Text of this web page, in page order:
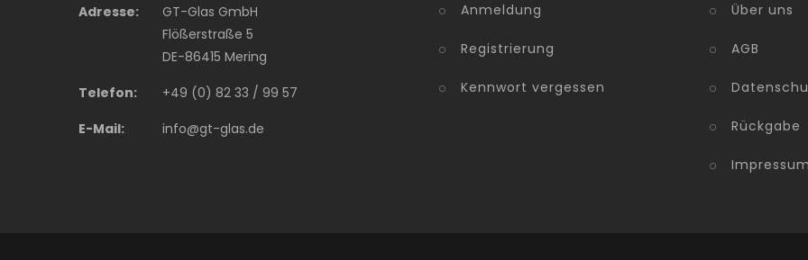
Adresse:
GT-Glas GmbH
Flößerstraße 5
DE-86415 Mering
Telefon:
+49 (0) 82 33 / 99 57
E-Mail:
info@gt-glas.de
Anmeldung
Registrierung
Kennwort vergessen
Über uns
AGB
Rückgabe